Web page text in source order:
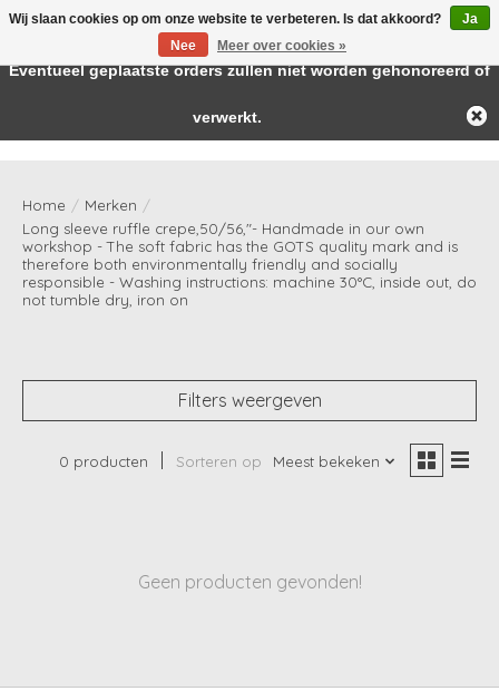
Home / Merken /
Long sleeve ruffle crepe,50/56,"- Handmade in our own
workshop - The soft fabric has the GOTS quality mark and is
therefore both environmentally friendly and socially
responsible - Washing instructions: machine 30°C, inside out, do
not tumble dry, iron on
Filters weergeven
0 producten Sorteren op Meest bekeken
Geen producten gevonden!
Wij slaan cookies op om onze website te verbeteren. Is dat akkoord?
Ja
Nee
Meer over cookies »
← Keer terug naar de backofficeDeze winkel is in aanbouw.
Eventueel geplaatste orders zullen niet worden gehonoreerd of
verwerkt.